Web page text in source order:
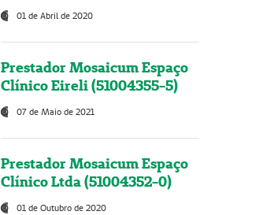
01 de Abril de 2020
Prestador Mosaicum Espaço
Clínico Eireli (51004355-5)
07 de Maio de 2021
Prestador Mosaicum Espaço
Clínico Ltda (51004352-0)
01 de Outubro de 2020